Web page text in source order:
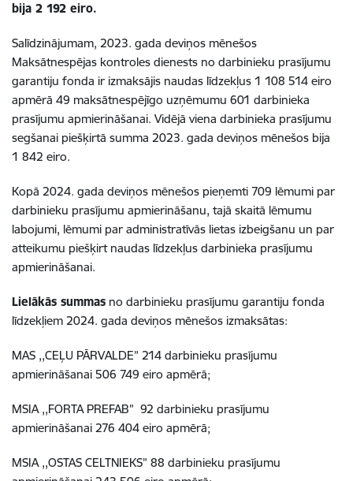
bija 2 192 eiro.
Salīdzinājumam, 2023. gada deviņos mēnešos
Maksātnespējas kontroles dienests no darbinieku prasījumu
garantiju fonda ir izmaksājis naudas līdzekļus 1 108 514 eiro
apmērā 49 maksātnespējīgo uzņēmumu 601 darbinieka
prasījumu apmierināšanai. Vidējā viena darbinieka prasījumu
segšanai piešķirtā summa 2023. gada deviņos mēnešos bija
1 842 eiro.
Kopā 2024. gada deviņos mēnešos pieņemti 709 lēmumi par
darbinieku prasījumu apmierināšanu, tajā skaitā lēmumu
labojumi, lēmumi par administratīvās lietas izbeigšanu un par
atteikumu piešķirt naudas līdzekļus darbinieka prasījumu
apmierināšanai.
Lielākās summas no darbinieku prasījumu garantiju fonda
līdzekļiem 2024. gada deviņos mēnešos izmaksātas:
MAS ,,CEĻU PĀRVALDE” 214 darbinieku prasījumu
apmierināšanai 506 749 eiro apmērā;
MSIA ,,FORTA PREFAB” 92 darbinieku prasījumu
apmierināšanai 276 404 eiro apmērā;
MSIA ,,OSTAS CELTNIEKS” 88 darbinieku prasījumu